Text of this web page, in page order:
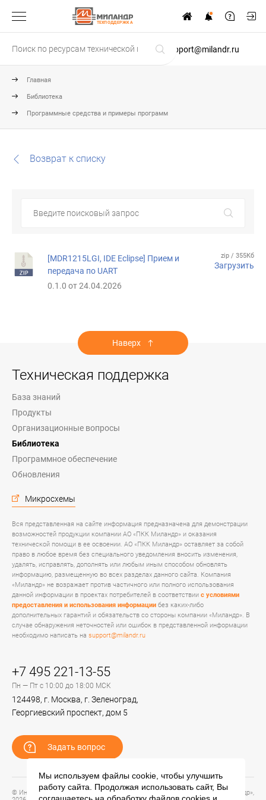
ТЕХПОДДЕРЖКА
support@milandr.ru
Главная
Библиотека
Программные средства и примеры программ
Возврат к списку
[MDR1215LGI, IDE Eclipse] Прием и
передача по UART
0.1.0 от 24.04.2026
zip / 355Кб
Загрузить
Наверх
Техническая поддержка
База знаний
Продукты
Организационные вопросы
Библиотека
Программное обеспечение
Обновления
Микросхемы
Вся представленная на сайте информация предназначена для демонстрации
возможностей продукции компании АО «ПКК Миландр» и оказания
технической помощи в ее освоении. АО «ПКК Миландр» оставляет за собой
право в любое время без специального уведомления вносить изменения,
удалять, исправлять, дополнять или любым иным способом обновлять
информацию, размещенную во всех разделах данного сайта. Компания
«Миландр» не возражает против частичного или полного использования
данной информации в проектах потребителей в соответствии с условиями
предоставления и использования информации без каких-либо
дополнительных гарантий и обязательств со стороны компании «Миландр». В
случае обнаружения неточностей или ошибок в представленной информации
необходимо написать на support@milandr.ru
+7 495 221-13-55
Пн — Пт с 10:00 до 18:00 МСК
124498, г. Москва, г. Зеленоград,
Георгиевский проспект, дом 5
Задать вопрос
© Информационный портал технической поддержки ЦП ИС АО «ПКК Миландр»,
Мы используем файлы cookie, чтобы улучшить
работу сайта. Продолжая использовать сайт, Вы